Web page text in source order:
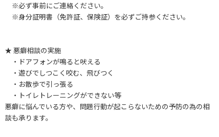
※必ず事前にご連絡ください。
※身分証明書（免許証、保険証）を必ずご持参ください。
★ 悪癖相談の実施
・ドアフォンが鳴ると吠える
・遊びでしつこく咬む、飛びつく
・お散歩で引っ張る
・トイレトレーニングができない等
悪癖に悩んでいる方や、問題行動が起こらないための予防の為の相
談も承ります。